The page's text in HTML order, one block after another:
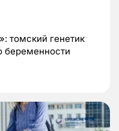
томский генетик
беременности